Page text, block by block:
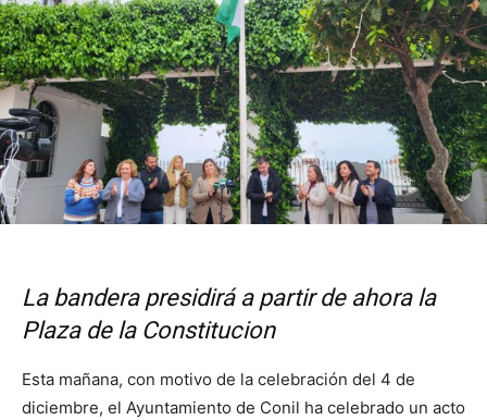
La bandera presidirá a partir de ahora la
Plaza de la Constitucion
Esta mañana, con motivo de la celebración del 4 de
diciembre, el Ayuntamiento de Conil ha celebrado un acto